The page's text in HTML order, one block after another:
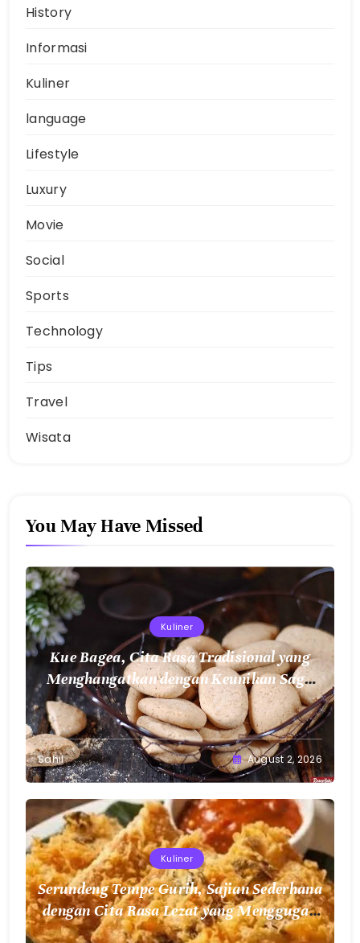
History
Informasi
Kuliner
language
Lifestyle
Luxury
Movie
Social
Sports
Technology
Tips
Travel
Wisata
You May Have Missed
Kuliner
Kue Bagea, Cita Rasa Tradisional yang
Menghangatkan dengan Keunikan Sagu
Nusantara
Sahil August 2, 2026
Kuliner
Serundeng Tempe Gurih, Sajian Sederhana
dengan Cita Rasa Lezat yang Menggugah
Selera